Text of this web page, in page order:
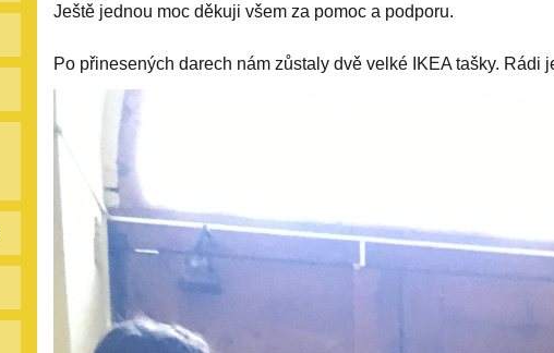
Ještě jednou moc děkuji všem za pomoc a podporu.
Po přinesených darech nám zůstaly dvě velké IKEA tašky.